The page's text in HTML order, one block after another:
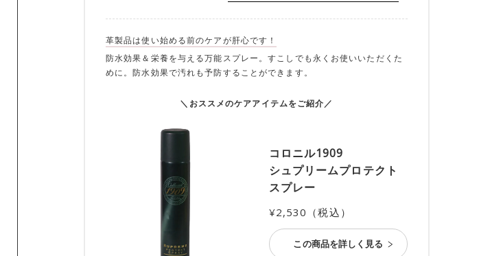
革製品は使い始める前のケアが肝心です！
防水効果＆栄養を与える万能スプレー。すこしでも永くお使いいただくた
めに。防水効果で汚れも予防することができます。
＼おススメのケアアイテムをご紹介／
コロニル1909
シュプリームプロテクト
スプレー
¥2,530（税込）
この商品を詳しく見る